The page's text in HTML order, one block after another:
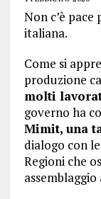
Non c’è
italiana.
Come si
produzione
molti
governo ha
Mimit, una
dialogo con
Regioni che